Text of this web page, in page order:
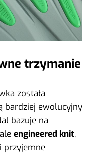
trzymanie
została
bardziej ewolucyjny
bazuje na
engineered knit,
przyjemne